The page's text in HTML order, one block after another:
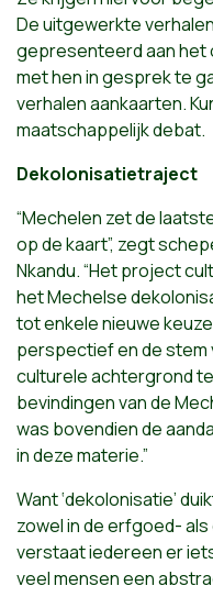
De uitgewerkte
gepresenteerd aan het
met hen in gesprek te
verhalen aankaarten.
maatschappelijk debat.
Dekolonisatietraject
“Mechelen zet de
op de kaart”, zegt
Nkandu. “Het project
het Mechelse
tot enkele nieuwe
perspectief en de stem
culturele achtergrond
bevindingen van de
was bovendien de
in deze materie.”
Want ‘dekolonisatie’
zowel in de erfgoed-
verstaat iedereen er
veel mensen een